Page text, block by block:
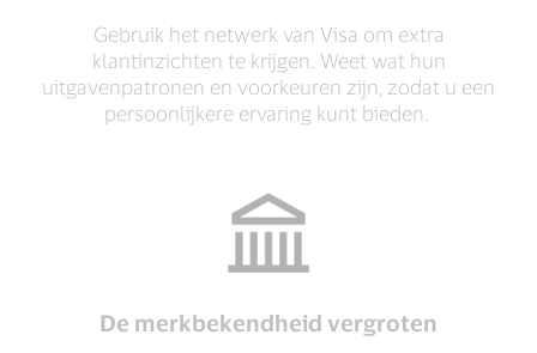
Gebruik het netwerk van Visa om extra
klantinzichten te krijgen. Weet wat hun
uitgavenpatronen en voorkeuren zijn, zodat u een
persoonlijkere ervaring kunt bieden.
De merkbekendheid vergroten